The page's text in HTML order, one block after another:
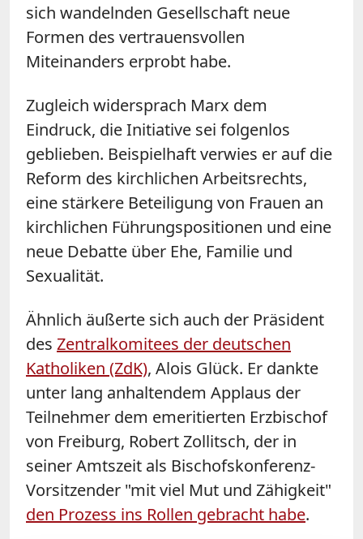
sich wandelnden Gesellschaft neue
Formen des vertrauensvollen
Miteinanders erprobt habe.
Zugleich widersprach Marx dem
Eindruck, die Initiative sei folgenlos
geblieben. Beispielhaft verwies er auf die
Reform des kirchlichen Arbeitsrechts,
eine stärkere Beteiligung von Frauen an
kirchlichen Führungspositionen und eine
neue Debatte über Ehe, Familie und
Sexualität.
Ähnlich äußerte sich auch der Präsident
des Zentralkomitees der deutschen
Katholiken (ZdK), Alois Glück. Er dankte
unter lang anhaltendem Applaus der
Teilnehmer dem emeritierten Erzbischof
von Freiburg, Robert Zollitsch, der in
seiner Amtszeit als Bischofskonferenz-
Vorsitzender "mit viel Mut und Zähigkeit"
den Prozess ins Rollen gebracht habe.